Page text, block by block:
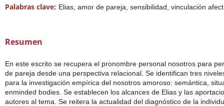
Palabras clave: Elias, amor de pareja, sensibilidad, vinculación
Resumen
En este escrito se recupera el pronombre personal nosotros para
de pareja desde una perspectiva relacional. Se identifican tres
para la investigación empírica del nosotros amoroso: semántica,
enminded bodies. Se establecen los alcances de Elias y las
autores al tema. Se reitera la actualidad del diagnóstico de la